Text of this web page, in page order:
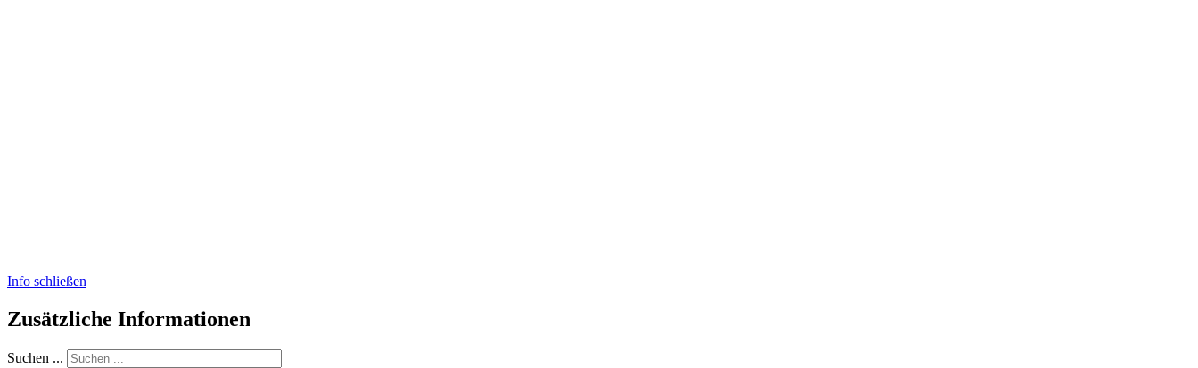
Info schließen
Zusätzliche Informationen
Suchen ...